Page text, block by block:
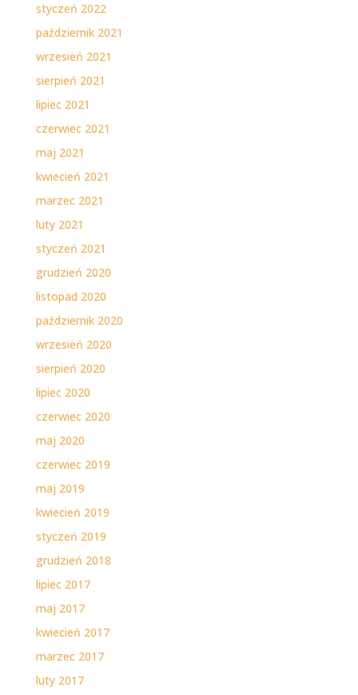
styczeń 2022
październik 2021
wrzesień 2021
sierpień 2021
lipiec 2021
czerwiec 2021
maj 2021
kwiecień 2021
marzec 2021
luty 2021
styczeń 2021
grudzień 2020
listopad 2020
październik 2020
wrzesień 2020
sierpień 2020
lipiec 2020
czerwiec 2020
maj 2020
czerwiec 2019
maj 2019
kwiecień 2019
styczeń 2019
grudzień 2018
lipiec 2017
maj 2017
kwiecień 2017
marzec 2017
luty 2017